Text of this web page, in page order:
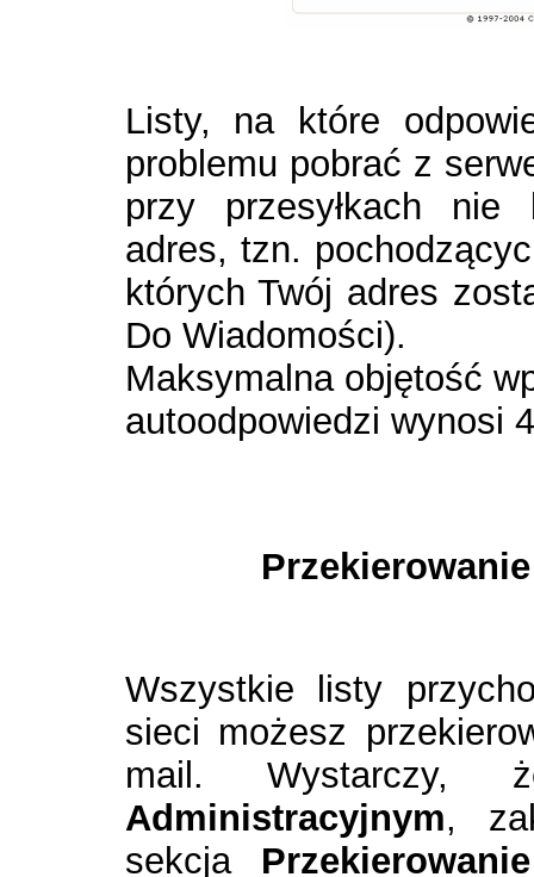
Listy, na które
problemu pobrać z
przy przesyłkach nie
adres, tzn.
których Twój adres
Do Wiadomości).
Maksymalna objętość
autoodpowiedzi wynosi
Wszystkie listy
sieci możesz
mail.
Administracyjnym,
sekcja Przekierowanie